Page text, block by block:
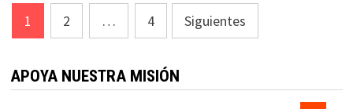
Paginación
de
entradas
1 2 … 4 Siguientes
APOYA NUESTRA MISIÓN